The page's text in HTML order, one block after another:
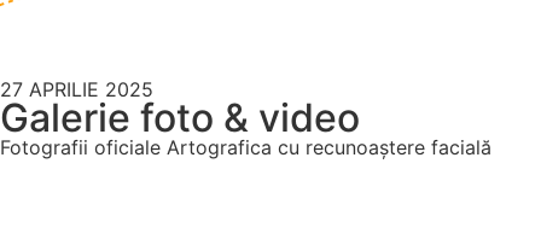
27 APRILIE 2025
Galerie foto & video
Fotografii oficiale Artografica cu recunoaștere facială